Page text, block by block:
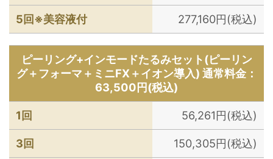
5回※美容液付 277,160円(税込)
ピーリング+インモードたるみセット(ピーリン
グ＋フォーマ＋ミニFX＋イオン導入) 通常料金：
63,500円(税込)
1回 56,261円(税込)
3回 150,305円(税込)